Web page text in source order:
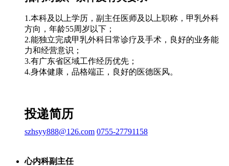
1.本科及以上学历，副主任医师及以上职称，甲乳外科
方向，年龄55周岁以下；
2.能独立完成甲乳外科日常诊疗及手术，良好的业务能
力和经营意识；
3.有广东省区域工作经历优先；
4.身体健康，品格端正，良好的医德医风。
投递简历
szhsyy888@126.com 0755-27791158
心内科副主任